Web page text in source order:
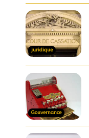
juridique
Gouvernance